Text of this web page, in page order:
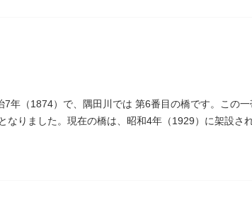
た闇市。多くの闇市が的屋の仕切りであったのに対
形成されました。
あったことから「アメヤ横丁（飴屋通り）」と呼ば
たので「アメリカ横丁（アメリカ通り）」と呼ばれ
年（1874）で、隅田川では 第6番目の橋です。この
なりました。現在の橋は、昭和4年（1929）に架設さ